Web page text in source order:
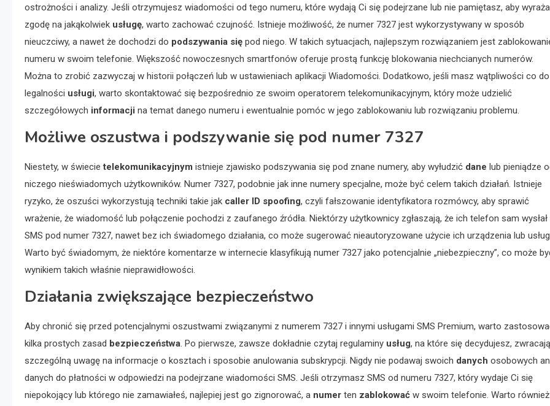
ostrożności i analizy. Jeśli otrzymujesz wiadomości od tego numeru, które wydają Ci się podejrzane lub nie pamiętasz, aby
zgodę na jakąkolwiek usługę, warto zachować czujność. Istnieje możliwość, że numer 7327 jest wykorzystywany w sposób
nieuczciwy, a nawet że dochodzi do podszywania się pod niego. W takich sytuacjach, najlepszym rozwiązaniem jest
numeru w swoim telefonie. Większość nowoczesnych smartfonów oferuje prostą funkcję blokowania niechcianych numerów.
Można to zrobić zazwyczaj w historii połączeń lub w ustawieniach aplikacji Wiadomości. Dodatkowo, jeśli masz wątpliwości co do
legalności usługi, warto skontaktować się bezpośrednio ze swoim operatorem telekomunikacyjnym, który może udzielić
szczegółowych informacji na temat danego numeru i ewentualnie pomóc w jego zablokowaniu lub rozwiązaniu problemu.
Możliwe oszustwa i podszywanie się pod numer 7327
Niestety, w świecietelekomunikacyjnym istnieje zjawisko podszywania się pod znane numery, aby wyłudzić dane lub pieniądze
niczego nieświadomych użytkowników. Numer 7327, podobnie jak inne numery specjalne, może być celem takich działań. Istnieje
ryzyko, że oszuści wykorzystują techniki takie jak caller ID spoofing, czyli fałszowanie identyfikatora rozmówcy, aby sprawić
wrażenie, że wiadomość lub połączenie pochodzi z zaufanego źródła. Niektórzy użytkownicy zgłaszają, że ich telefon sam wysłał
SMS pod numer 7327, nawet bez ich świadomego działania, co może sugerować nieautoryzowane użycie ich urządzenia lub
Warto być świadomym, że niektóre komentarze w internecie klasyfikują numer 7327 jako potencjalnie „niebezpieczny”, co może
wynikiem takich właśnie nieprawidłowości.
Działania zwiększające bezpieczeństwo
Aby chronić się przed potencjalnymi oszustwami związanymi z numerem 7327 i innymi usługami SMS Premium, warto
kilka prostych zasad bezpieczeństwa. Po pierwsze, zawsze dokładnie czytaj regulaminy usług, na które się decydujesz,
szczególną uwagę na informacje o kosztach i sposobie anulowania subskrypcji. Nigdy nie podawaj swoich danych osobowych
danych do płatności w odpowiedzi na podejrzane wiadomości SMS. Jeśli otrzymasz SMS od numeru 7327, który wydaje Ci się
niepokojący lub którego nie zamawiałeś, najlepiej jest go zignorować, a numer ten zablokować w swoim telefonie. Warto również